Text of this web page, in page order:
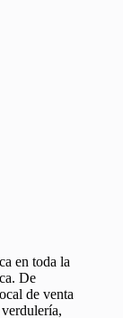
en toda la
De
de venta